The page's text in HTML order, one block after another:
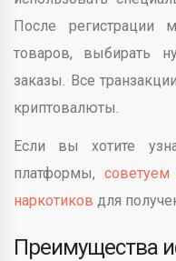
После регистрации
товаров, выбирать
заказы. Все
криптовалюты.
Если вы хотите
платформы, советуем
наркотиков для
Преимущества